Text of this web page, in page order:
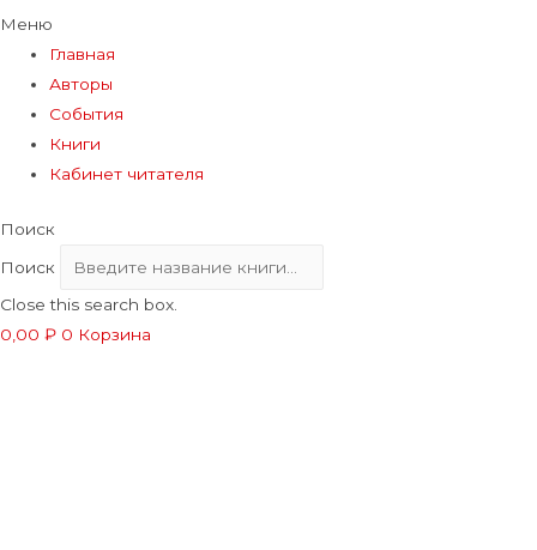
Меню
Главная
Авторы
События
Книги
Кабинет читателя
Поиск
Поиск
Close this search box.
0,00 ₽ 0 Корзина